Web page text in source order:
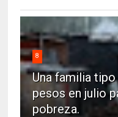
8
Una familia
pesos en julio
pobreza.